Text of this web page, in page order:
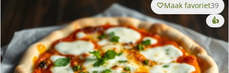
Maak favoriet39
👍